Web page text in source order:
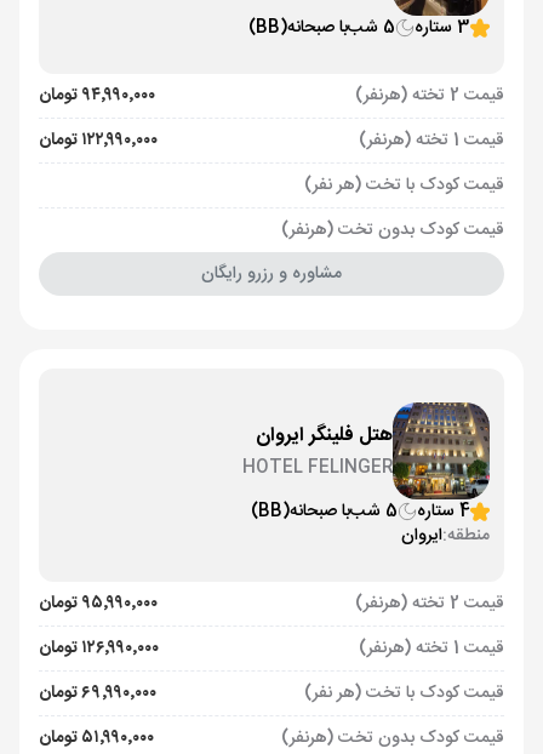
3 ستاره
5 شب با صبحانه(BB)
قیمت 2 تخته (هرنفر)
۹۴٬۹۹۰٬۰۰۰ تومان
قیمت 1 تخته (هرنفر)
۱۲۲٬۹۹۰٬۰۰۰ تومان
قیمت کودک با تخت (هر نفر)
قیمت کودک بدون تخت (هرنفر)
مشاوره و رزرو رایگان
هتل فلینگر ایروان
HOTEL FELINGER
4 ستاره
5 شب با صبحانه(BB)
منطقه:ایروان
قیمت 2 تخته (هرنفر)
۹۵٬۹۹۰٬۰۰۰ تومان
قیمت 1 تخته (هرنفر)
۱۲۶٬۹۹۰٬۰۰۰ تومان
قیمت کودک با تخت (هر نفر)
۶۹٬۹۹۰٬۰۰۰ تومان
قیمت کودک بدون تخت (هرنفر)
۵۱٬۹۹۰٬۰۰۰ تومان